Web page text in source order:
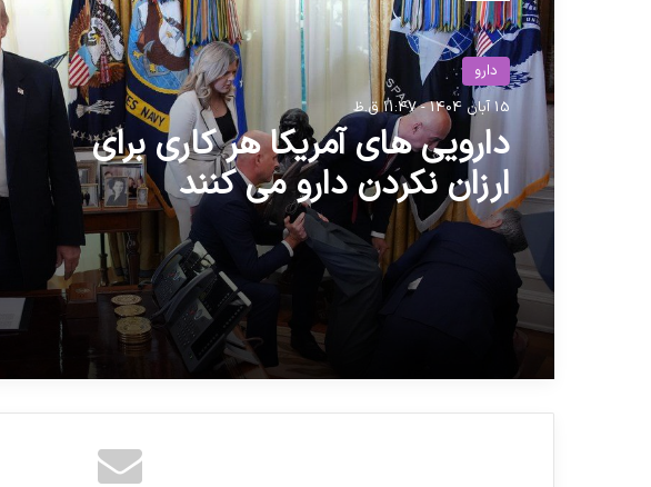
دارو
15 آبان 1404 - 11:47 ق.ظ
دارویی های آمریکا هر کاری برای
ارزان نکردن دارو می کنند